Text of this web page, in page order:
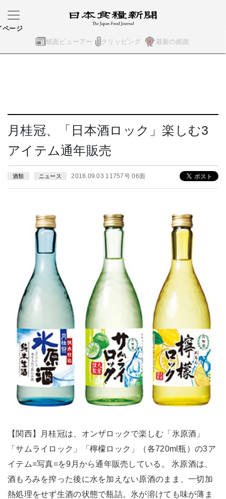
紙面ビューアー クリッピング 最新の紙面
ページ
月桂冠、「日本酒ロック」楽しむ3
アイテム通年販売
酒類 ニュース 2018.09.03 11757号 06面
【関西】月桂冠は、オンザロックで楽しむ「氷原酒」
「サムライロック」「檸檬ロック」（各720ml瓶）の3ア
イテム=写真=を9月から通年販売している。 氷原酒は、
酒もろみを搾った後に水を加えない原酒のまま、一切加
熱処理をせず生酒の状態で瓶詰。氷が溶けても味が薄ま